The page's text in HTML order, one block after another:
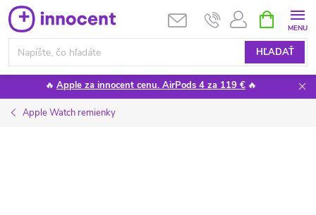
Prejsť
na
obsah
HĽADAŤ
KOŠÍK
🔥 Apple za innocent cenu. AirPods 4 za 119 € 🔥
Apple Watch remienky